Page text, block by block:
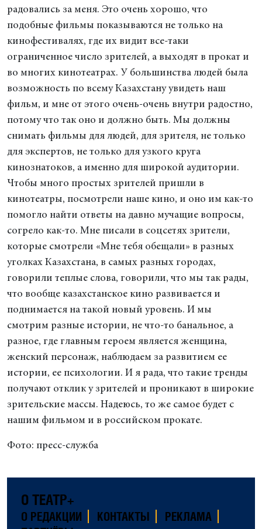
радовались за меня. Это очень хорошо, что
подобные фильмы показываются не только на
кинофестивалях, где их видит все-таки
ограниченное число зрителей, а выходят в прокат и
во многих кинотеатрах. У большинства людей была
возможность по всему Казахстану увидеть наш
фильм, и мне от этого очень-очень внутри радостно,
потому что так оно и должно быть. Мы должны
снимать фильмы для людей, для зрителя, не только
для экспертов, не только для узкого круга
кинознатоков, а именно для широкой аудитории.
Чтобы много простых зрителей пришли в
кинотеатры, посмотрели наше кино, и оно им как-то
помогло найти ответы на давно мучащие вопросы,
согрело как-то. Мне писали в соцсетях зрители,
которые смотрели «Мне тебя обещали» в разных
уголках Казахстана, в самых разных городах,
говорили теплые слова, говорили, что мы так рады,
что вообще казахстанское кино развивается и
поднимается на такой новый уровень. И мы
смотрим разные истории, не что-то банальное, а
разное, где главным героем является женщина,
женский персонаж, наблюдаем за развитием ее
истории, ее психологии. И я рада, что такие тренды
получают отклик у зрителей и проникают в широкие
зрительские массы. Надеюсь, то же самое будет с
нашим фильмом и в российском прокате.
Фото: пресс-служба
О ТЕАТР+
О РЕДАКЦИИ КОНТАКТЫ
РЕКЛАМА